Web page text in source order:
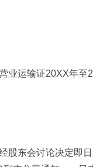
业运输证20XX年
股东会讨论决定即